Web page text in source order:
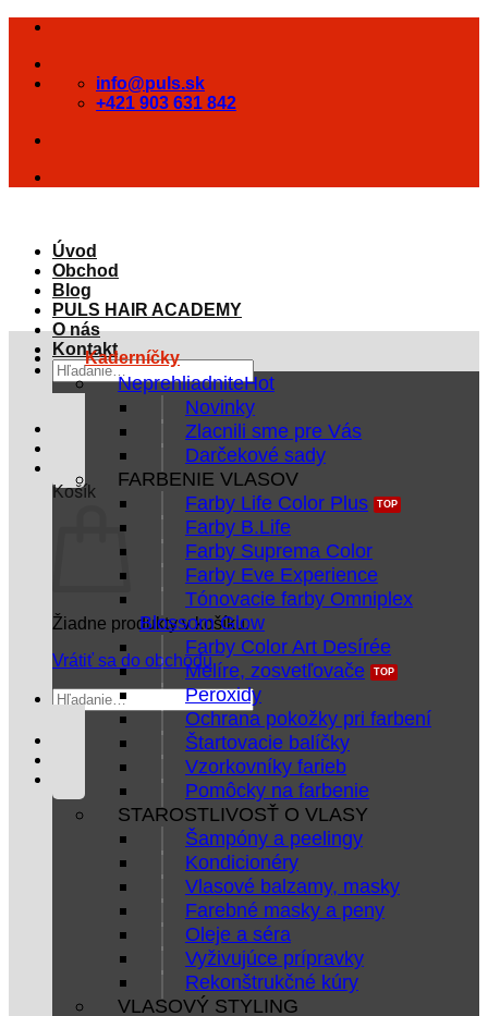
Skip
content
info@puls.sk
+421 903 631 842
Úvod
Obchod
Blog
PULS HAIR ACADEMY
O nás
Kontakt
Hľadať:
Košík
Žiadne produkty v košíku.
Vrátiť sa do obchodu
Hľadať:
Kaderníčky
Neprehliadnite
Novinky
Zlacnili sme pre Vás
Darčekové sady
FARBENIE VLASOV
Farby Life Color Plus
Farby B.Life
Farby Suprema Color
Farby Eve Experience
Tónovacie farby Omniplex
Blossom Glow
Farby Color Art Desírée
Melíre, zosvetľovače
Peroxidy
Ochrana pokožky pri farbení
Štartovacie balíčky
Vzorkovníky farieb
Pomôcky na farbenie
STAROSTLIVOSŤ O VLASY
Šampóny a peelingy
Kondicionéry
Vlasové balzamy, masky
Farebné masky a peny
Oleje a séra
Vyživujúce prípravky
Rekonštrukčné kúry
VLASOVÝ STYLING